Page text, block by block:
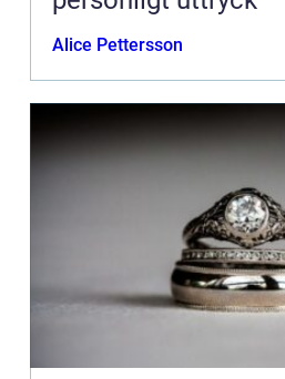
Alice Pettersson